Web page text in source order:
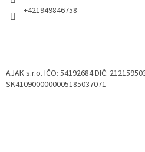
+421949846758
AJAK s.r.o. IČO: 54192684 DIČ:
SK4109000000005185037071